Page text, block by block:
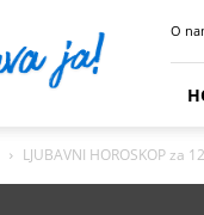
O
LJUBAVNI HOROSKOP za